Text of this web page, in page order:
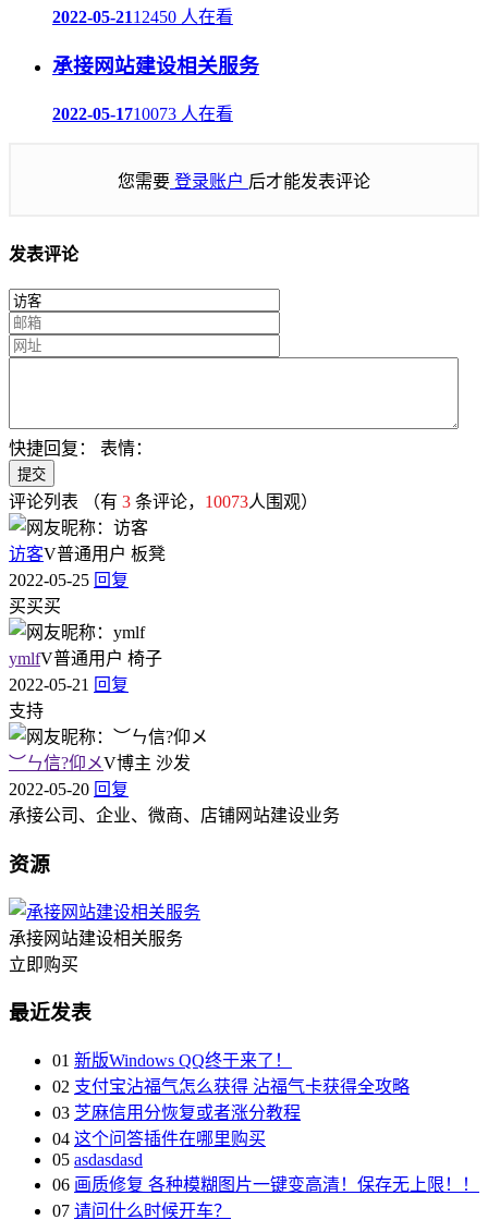
2022-05-2112450 人在看
承接网站建设相关服务
2022-05-1710073 人在看
您需要 登录账户 后才能发表评论
发表评论
快捷回复： 表情：
评论列表 （有 3 条评论， 10073人围观）
访客V普通用户 板凳
2022-05-25 回复
买买买
ymlfV普通用户 椅子
2022-05-21 回复
支持
︶ㄣ信?仰メV博主 沙发
2022-05-20 回复
承接公司、企业、微商、店铺网站建设业务
资源
承接网站建设相关服务
立即购买
最近发表
01 新版Windows QQ终于来了！
02 支付宝沾福气怎么获得 沾福气卡获得全攻略
03 芝麻信用分恢复或者涨分教程
04 这个问答插件在哪里购买
05 asdasdasd
06 画质修复 各种模糊图片一键变高清！保存无上限！！
07 请问什么时候开车？